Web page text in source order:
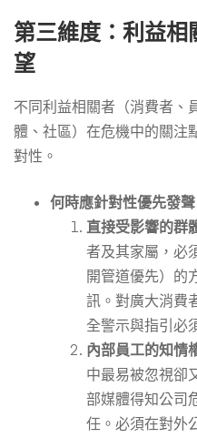
第三維度：利益相
望
不同利益相關者（消費者、
體、社區）在危機中的關注
對性。
何時應針對性優先發聲
直接受影響的群
者及其家屬，必
開管道優先）的
訊。對廣大消費
全警示與指引必
內部員工的知情
中最易被忽視卻
部媒體得知公司
任。必須在對外